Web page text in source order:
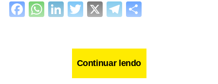
Facebook
WhatsApp
LinkedIn
Twitter
X Telegram
Continuar lendo